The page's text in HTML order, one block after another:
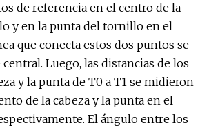
de referencia en el centro de la
y en la punta del tornillo en el
que conecta estos dos puntos se
Luego, las distancias de los
y la punta de T0 a T1 se midieron
de la cabeza y la punta en el
El ángulo entre los